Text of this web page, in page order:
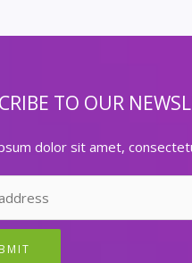
TO OUR
dolor sit amet,